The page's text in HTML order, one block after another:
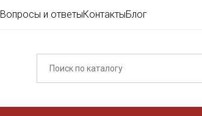
Вопросы и ответыКонтактыБлог